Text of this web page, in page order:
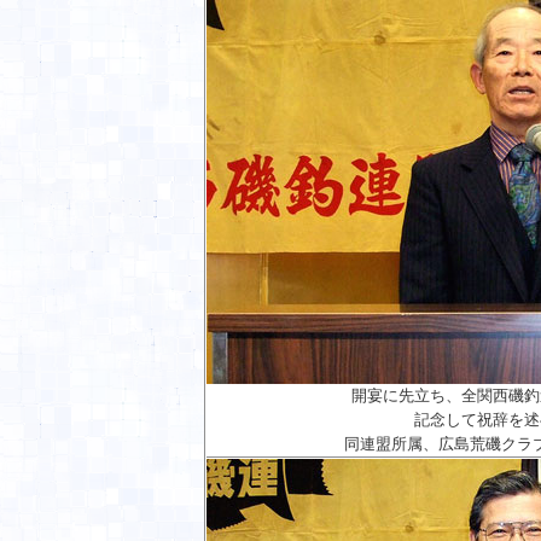
開宴に先立ち、全関西磯
記念して祝辞を
同連盟所属、広島荒磯クラ